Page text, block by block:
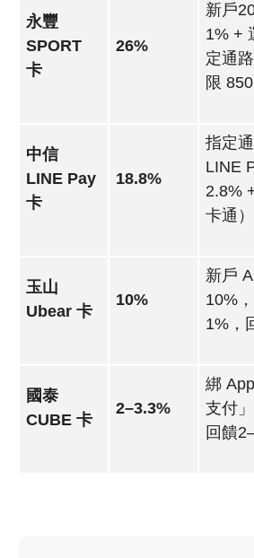
永豐
SPORT
卡
26%
新戶
1% +
定通
限
中信
LINE Pay
卡
18.8%
指定
LINE
2.8%
卡通）
玉山
Ubear 卡
10%
新戶
10%
1%，
國泰
CUBE 卡
2–3.3%
綁
支付
回饋